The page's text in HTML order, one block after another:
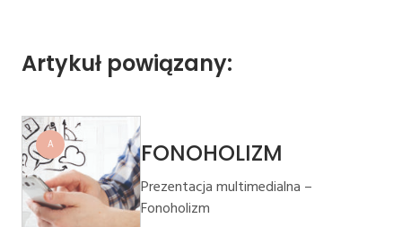
Artykuł powiązany:
A FONOHOLIZM
Prezentacja multimedialna –
Fonoholizm